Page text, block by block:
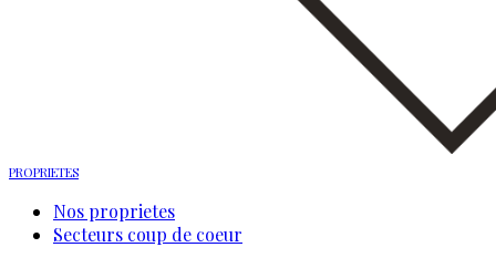
PROPRIETES
Nos proprietes
Secteurs coup de coeur